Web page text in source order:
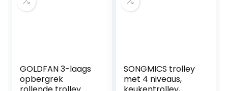
GOLDFAN 3-laags
opbergrek
SONGMICS trolley
met 4 niveaus,